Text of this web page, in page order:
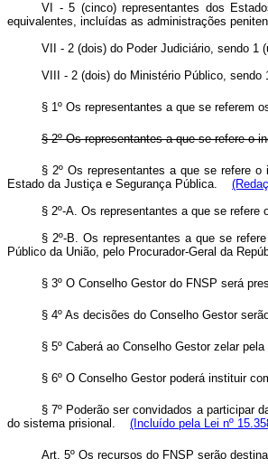
VI - 5 (cinco) representantes dos
equivalentes, incluídas as administrações
VII - 2 (dois) do Poder Judiciário, sendo
VIII - 2 (dois) do Ministério Público,
§ 1º Os representantes a que se referem
§ 2º Os representantes a que se refere o
§ 2º Os representantes a que se refere o
Estado da Justiça e Segurança Pública.
§ 2º-A. Os representantes a que se refere
§ 2º-B. Os representantes a que se
Público da União, pelo Procurador-Geral da
§ 3º O Conselho Gestor do FNSP será
§ 4º As decisões do Conselho Gestor
§ 5º Caberá ao Conselho Gestor zelar
§ 6º O Conselho Gestor poderá instituir
§ 7º Poderão ser convidados a participar
do sistema prisional. (Incluído pela Lei nº
Art. 5º Os recursos do FNSP serão